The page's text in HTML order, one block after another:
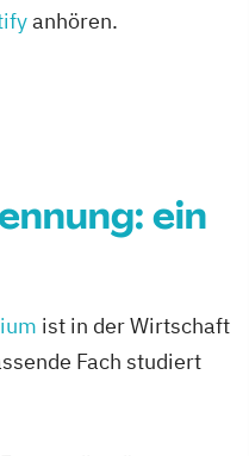
anhören.
ein
ist in der Wirtschaft
Fach studiert